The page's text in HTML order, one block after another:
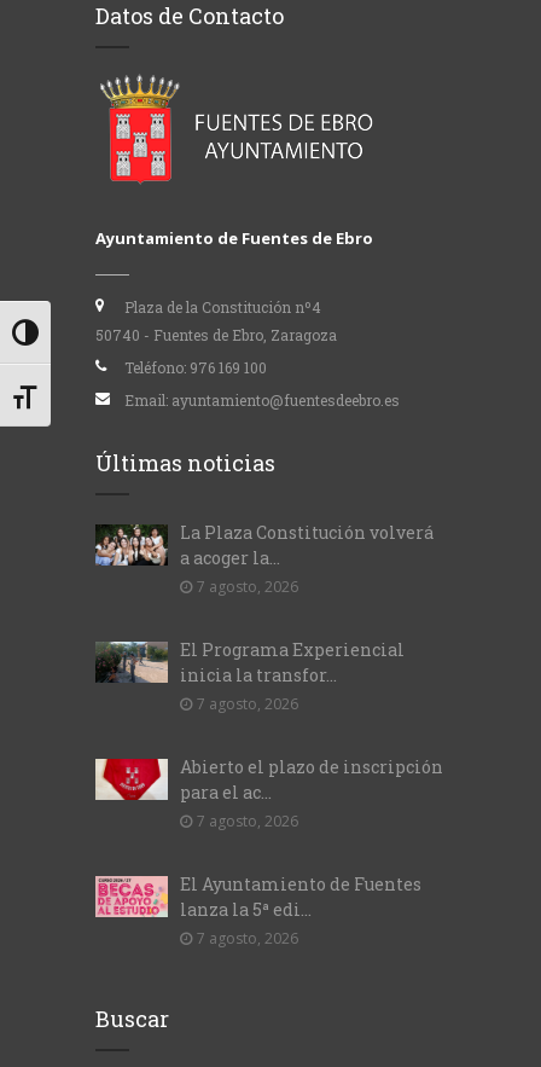
Alternar alto contraste
Alternar tamaño de letra
Datos de Contacto
Ayuntamiento de Fuentes de Ebro
Plaza de la Constitución nº4
50740 - Fuentes de Ebro, Zaragoza
Teléfono: 976 169 100
Email: ayuntamiento@fuentesdeebro.es
Últimas noticias
La Plaza Constitución volverá
a acoger la...
7 agosto, 2026
El Programa Experiencial
inicia la transfor...
7 agosto, 2026
Abierto el plazo de inscripción
para el ac...
7 agosto, 2026
El Ayuntamiento de Fuentes
lanza la 5ª edi...
7 agosto, 2026
Buscar